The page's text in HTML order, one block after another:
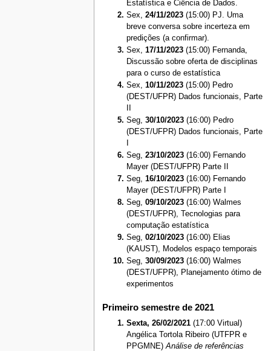
Estatística e Ciência de Dados.
Sex,24/11/2023 (15:00) PJ. Uma
breve conversa sobre incerteza em
predições (a confirmar).
Sex,17/11/2023 (15:00) Fernanda,
Discussão sobre oferta de disciplinas
para o curso de estatística
Sex,10/11/2023 (15:00) Pedro
(DEST/UFPR) Dados funcionais, Parte
Seg,30/10/2023 (16:00) Pedro
(DEST/UFPR) Dados funcionais, Parte
Seg,23/10/2023 (16:00) Fernando
Mayer (DEST/UFPR) Parte II
Seg,16/10/2023 (16:00) Fernando
Mayer (DEST/UFPR) Parte I
Seg,09/10/2023 (16:00) Walmes
(DEST/UFPR), Tecnologias para
computação estatística
Seg,02/10/2023 (16:00) Elias
(KAUST), Modelos espaço temporais
Seg,30/09/2023 (16:00) Walmes
(DEST/UFPR), Planejamento ótimo de
experimentos
Primeiro semestre de 2021
Sexta, 26/02/2021 (17:00 Virtual)
Angélica Tortola Ribeiro (UTFPR e
PPGMNE)Análise de referências